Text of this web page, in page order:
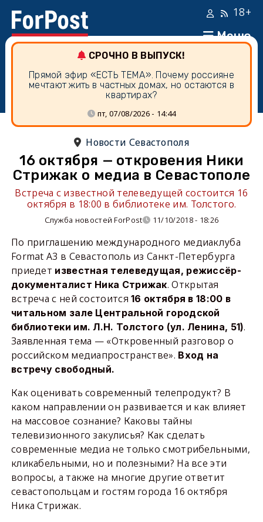
Меню
18+
СРОЧНО В ВЫПУСК!
Прямой эфир «ЕСТЬ ТЕМА». Почему россияне
мечтают жить в частных домах, но остаются в
квартирах?
пт, 07/08/2026 - 14:44
Новости Севастополя
16 октября — откровения Ники
Стрижак о медиа в Севастополе
Встреча с известной телеведущей состоится 16
октября в 18:00 в библиотеке им. Толстого.
Служба новостей ForPost 11/10/2018 - 18:26
По приглашению международного медиаклуба
Format A3 в Севастополь из Санкт-Петербурга
приедет известная телеведущая, режиссёр-
документалист Ника Стрижак. Открытая
встреча с ней состоится16 октября в 18:00 в
читальном зале Центральной городской
библиотеки им. Л.Н. Толстого (ул. Ленина, 51).
Заявленная тема — «Откровенный разговор о
российском медиапространстве». Вход на
встречу свободный.
Как оценивать современный телепродукт? В
каком направлении он развивается и как влияет
на массовое сознание? Каковы тайны
телевизионного закулисья? Как сделать
современные медиа не только смотрибельными,
кликабельными, но и полезными? На все эти
вопросы, а также на многие другие ответит
севастопольцам и гостям города 16 октября
Ника Стрижак.